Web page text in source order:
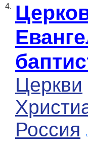
4.
Церкви
Россия